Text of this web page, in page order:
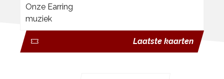
Onze Earring
muziek
Laatste kaarten